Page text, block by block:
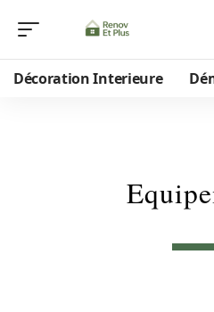
Décoration Interieure